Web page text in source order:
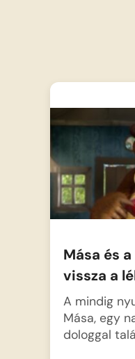
a hangszeren. A
legnagyobb
kislány pillanatok…
Mása és
vissza a
A mindig
Mása, egy
dologgal